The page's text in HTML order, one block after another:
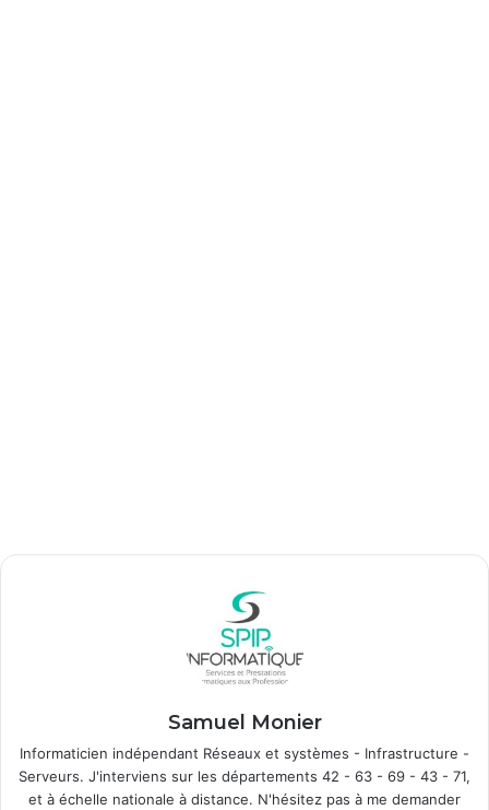
Samuel Monier
Informaticien indépendant Réseaux et systèmes - Infrastructure -
Serveurs. J'interviens sur les départements 42 - 63 - 69 - 43 - 71,
et à échelle nationale à distance. N'hésitez pas à me demander